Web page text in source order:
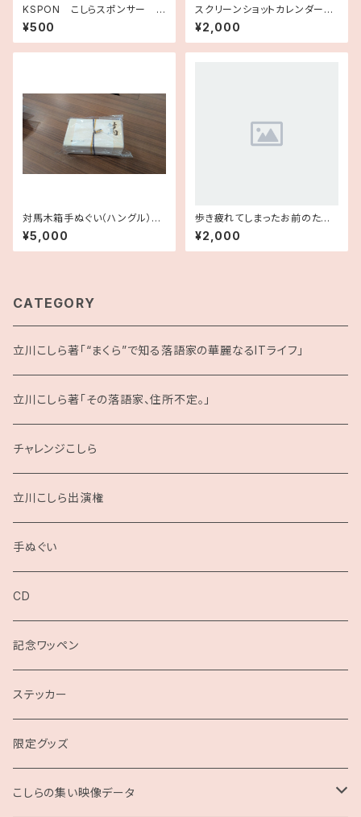
KSPON こしらスポンサー
≪月額≫
¥500
スクリーンショットカレンダー20
26
¥2,000
対馬木箱手ぬぐい（ハングル）に
っぽん丸ミニ物産展記念
¥5,000
歩き疲れてしまったお前のため
の手ぬぐい
¥2,000
CATEGORY
立川こしら著「“まくら”で知る落語家の華麗なるITライフ」
立川こしら著「その落語家、住所不定。」
チャレンジこしら
立川こしら出演権
手ぬぐい
CD
記念ワッペン
ステッカー
限定グッズ
こしらの集い映像データ